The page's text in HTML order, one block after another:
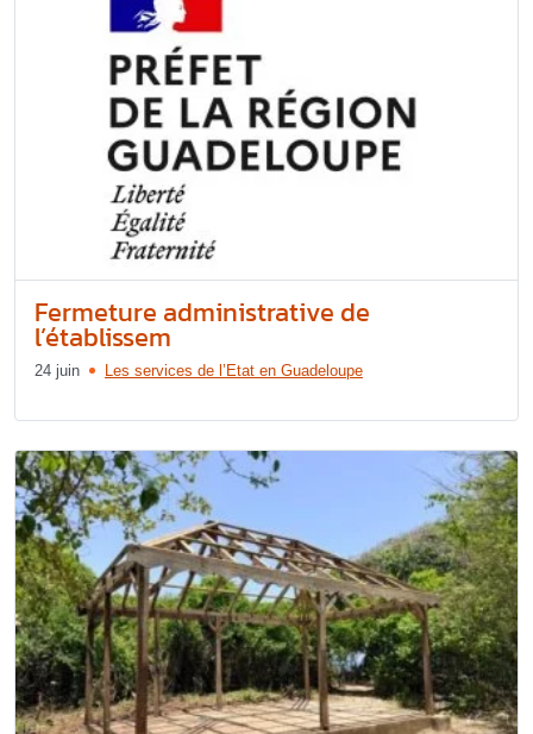
Fermeture administrative de
l’établissem
24 juin Les services de l’Etat en Guadeloupe